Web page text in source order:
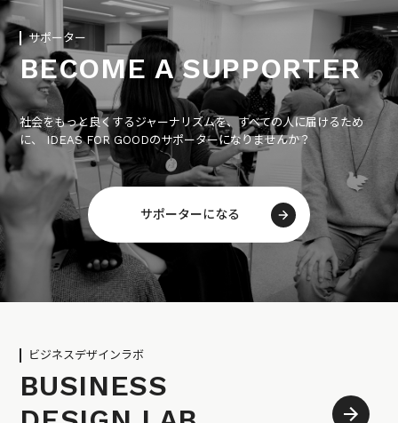
サポーター
BECOME A SUPPORTER
社会をもっと良くするジャーナリズムを、すべての人に届けるため
に、 IDEAS FOR GOODのサポーターになりませんか？
サポーターになる
ビジネスデザインラボ
BUSINESS